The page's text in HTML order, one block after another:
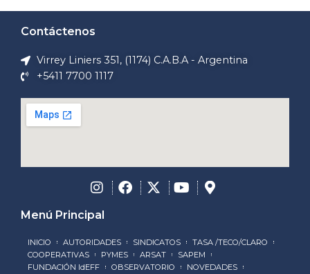
Contáctenos
Virrey Liniers 351, (1174) C.A.B.A - Argentina
+5411 7700 1117
Menú Principal
INICIO AUTORIDADES SINDICATOS
TASA /TECO/CLARO
COOPERATIVAS
PYMES ARSAT
SAPEM
FUNDACIÓN IdEFF
OBSERVATORIO NOVEDADES